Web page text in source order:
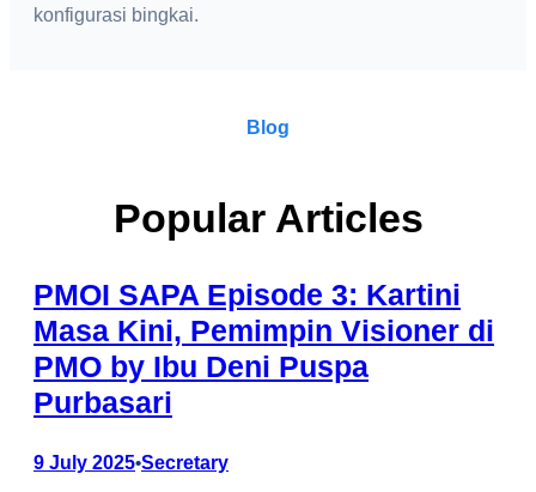
konfigurasi bingkai.
Blog
Popular Articles
PMOI SAPA Episode 3: Kartini
Masa Kini, Pemimpin Visioner di
PMO by Ibu Deni Puspa
Purbasari
9 July 2025•Secretary